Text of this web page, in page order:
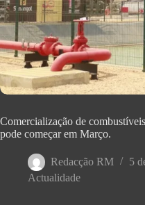
Comercialização de
pode começar em Março.
Redacção RM
5
Actualidade